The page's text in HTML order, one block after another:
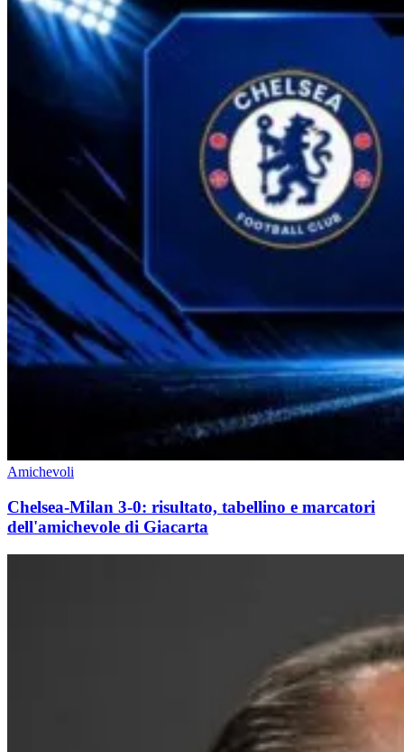
Amichevoli
Chelsea-Milan 3-0: risultato, tabellino e marcatori
dell'amichevole di Giacarta